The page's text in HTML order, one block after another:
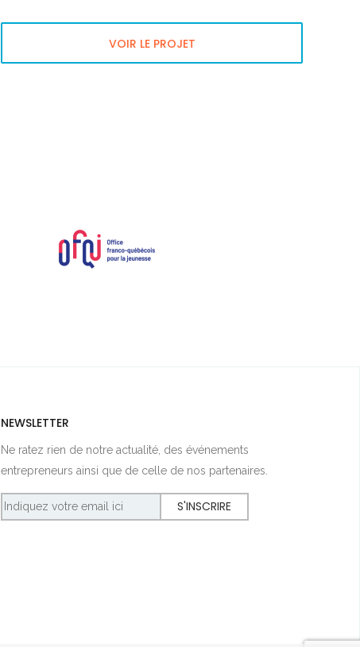
VOIR LE PROJET
NEWSLETTER
Ne ratez rien de notre actualité, des événements
entrepreneurs ainsi que de celle de nos partenaires.